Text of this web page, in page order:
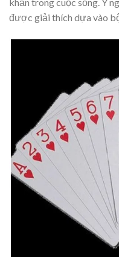
được giải thích dựa vào